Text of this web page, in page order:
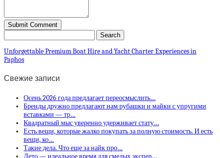
Unforgettable Premium Boat Hire and Yacht Charter Experiences in
Paphos
Свежие записи
Осень 2026 года предлагает переосмыслить…
Бренды дружно предлагают нам рубашки и майки с упругими
вставками — тр…
Квадратный мыс уверенно удерживает стату…
Есть вещи, которые жалко покупать за полную стоимость. И есть
вещи, ко…
Такие дела. Что еще за найк про…
Лето — идеальное время для смелых экспер…